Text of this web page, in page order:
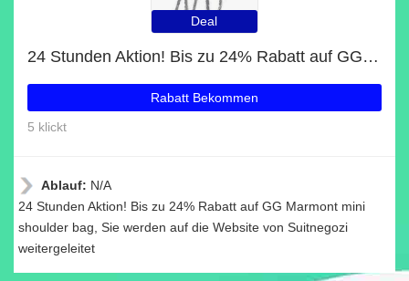
Deal
24 Stunden Aktion! Bis zu 24% Rabatt auf GG Marmont mini shoulder bag
Rabatt Bekommen
5 klickt
Ablauf: N/A
24 Stunden Aktion! Bis zu 24% Rabatt auf GG Marmont mini
shoulder bag, Sie werden auf die Website von Suitnegozi
weitergeleitet